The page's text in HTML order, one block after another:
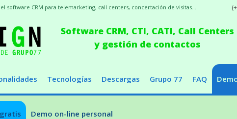
Software CRM, CTI, CATI, Call Centers
y gestión de contactos
Tecnologías Descargas Grupo 77 FAQ
Demo on-line personal
software CRM para telemarketing, call centers, concertación de visitas...